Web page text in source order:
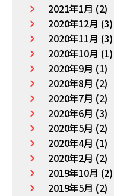
2021年1月 (2)
2020年12月 (3)
2020年11月 (3)
2020年10月 (1)
2020年9月 (1)
2020年8月 (2)
2020年7月 (2)
2020年6月 (3)
2020年5月 (2)
2020年4月 (1)
2020年2月 (2)
2019年10月 (2)
2019年5月 (2)